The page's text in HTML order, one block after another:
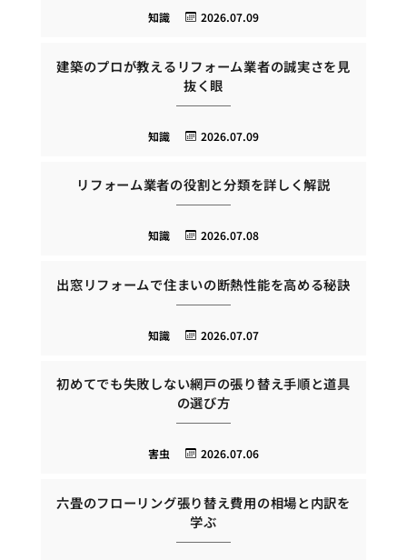
2026.07.09
知識
建築のプロが教えるリフォーム業者の誠実さを見
抜く眼
2026.07.09
知識
リフォーム業者の役割と分類を詳しく解説
2026.07.08
知識
出窓リフォームで住まいの断熱性能を高める秘訣
2026.07.07
知識
初めてでも失敗しない網戸の張り替え手順と道具
の選び方
2026.07.06
害虫
六畳のフローリング張り替え費用の相場と内訳を
学ぶ